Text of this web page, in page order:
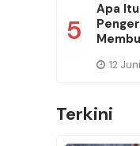
5
Apa
12
Terkini